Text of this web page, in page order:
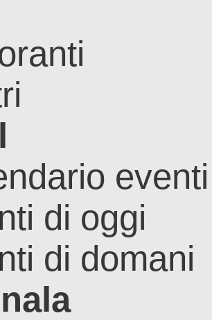
eventi
di oggi
di domani